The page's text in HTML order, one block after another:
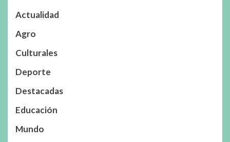
Actualidad
Agro
Culturales
Deporte
Destacadas
Educación
Mundo